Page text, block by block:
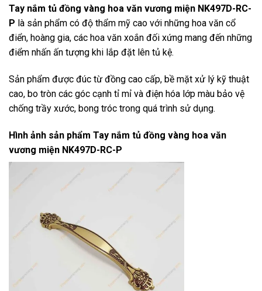
Tay nắm tủ đồng vàng hoa văn vương miện NK497D-RC-
P là sản phẩm có độ thẩm mỹ cao với những hoa văn cổ
điển, hoàng gia, các hoa văn xoắn đối xứng mang đến những
điểm nhấn ấn tượng khi lắp đặt lên tủ kệ.
Sản phẩm được đúc từ đồng cao cấp, bề mặt xử lý kỹ thuật
cao, bo tròn các góc cạnh tỉ mỉ và điện hóa lớp màu bảo vệ
chống trầy xước, bong tróc trong quá trình sử dụng.
Hình ảnh sản phẩm Tay nắm tủ đồng vàng hoa văn
vương miện NK497D-RC-P